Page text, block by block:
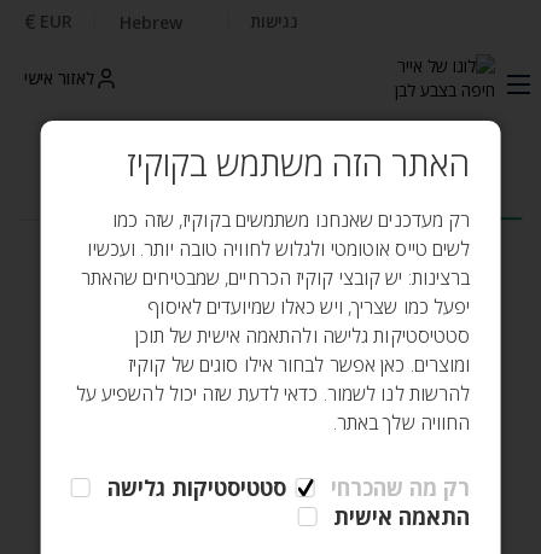
€ EUR Hebrew נגישות
האתר הזה משתמש בקוקיז
רק מעדכנים שאנחנו משתמשים בקוקיז, שזה כמו
לשים טייס אוטומטי ולגלוש לחוויה טובה יותר. ועכשיו
ברצינות: יש קובצי קוקיז הכרחיים, שמבטיחים שהאתר
יפעל כמו שצריך, ויש כאלו שמיועדים לאיסוף
סטטיסטיקות גלישה ולהתאמה אישית של תוכן
ומוצרים. כאן אפשר לבחור אילו סוגים של קוקיז
להרשות לנו לשמור. כדאי לדעת שזה יכול להשפיע על
החוויה שלך באתר.
רק מה שהכרחי
סטטיסטיקות גלישה
התאמה אישית
לאזור אישי
טיסה ההזמנה שלי
הלוך ושוב כיוון אחד
מאיפה?
לאן?
תאריך יציאה תאריך חזרה